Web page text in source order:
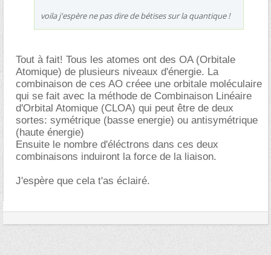
voila j'espère ne pas dire de bétises sur la quantique !
Tout à fait! Tous les atomes ont des OA (Orbitale
Atomique) de plusieurs niveaux d'énergie. La
combinaison de ces AO créee une orbitale moléculaire
qui se fait avec la méthode de Combinaison Linéaire
d'Orbital Atomique (CLOA) qui peut être de deux
sortes: symétrique (basse energie) ou antisymétrique
(haute énergie)
Ensuite le nombre d'éléctrons dans ces deux
combinaisons induiront la force de la liaison.
J'espère que cela t'as éclairé.